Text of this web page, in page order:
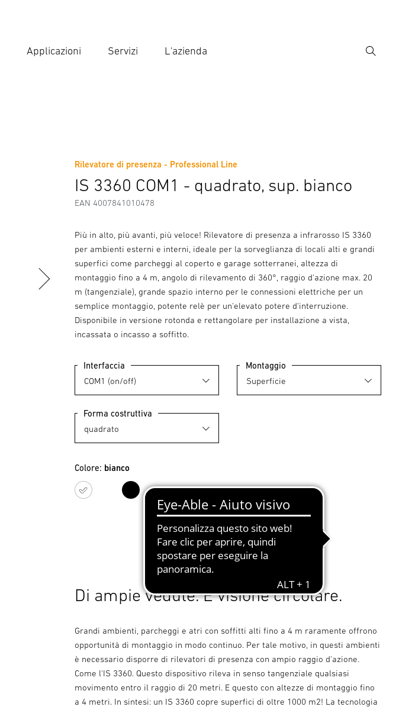
Applicazioni Servizi L'azienda
Ricerca
Rilevatore di presenza - Professional Line
IS 3360 COM1 - quadrato, sup. bianco
EAN 4007841010478
Più in alto, più avanti, più veloce! Rilevatore di presenza a infrarosso IS 3360
per ambienti esterni e interni, ideale per la sorveglianza di locali alti e grandi
superfici come parcheggi al coperto e garage sotterranei, altezza di
montaggio fino a 4 m, angolo di rilevamento di 360°, raggio d'azione max. 20
m (tangenziale), grande spazio interno per le connessioni elettriche per un
semplice montaggio, potente relè per un'elevato potere d'interruzione.
Disponibile in versione rotonda e rettangolare per installazione a vista,
incassata o incasso a soffitto.
Interfaccia Montaggio
Forma costruttiva
Colore: bianco
bianconero
Informazioni sul produttore Accessori
Di ampie vedute. E visione circolare.
Grandi ambienti, parcheggi e atri con soffitti alti fino a 4 m raramente offrono
opportunità di montaggio in modo continuo. Per tale motivo, in questi ambienti
è necessario disporre di rilevatori di presenza con ampio raggio d'azione.
Come l'IS 3360. Questo dispositivo rileva in senso tangenziale qualsiasi
movimento entro il raggio di 20 metri. E questo con altezze di montaggio fino
a 4 metri. In sintesi: un IS 3360 copre superfici di oltre 1000 m2! La tecnologia